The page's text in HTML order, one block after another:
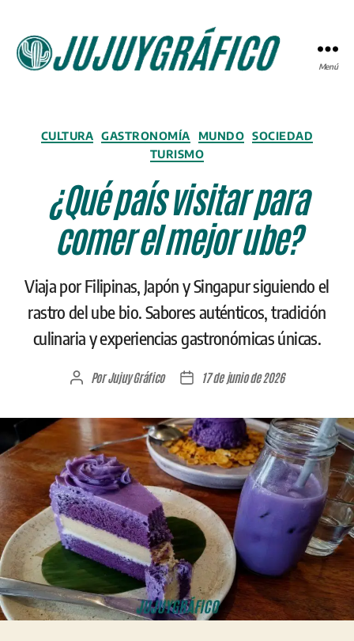
Menú
Categorías
CULTURA GASTRONOMÍA MUNDO
SOCIEDAD
TURISMO
¿Qué país visitar para
comer el mejor ube?
Viaja por Filipinas, Japón y Singapur siguiendo el
rastro del ube bio. Sabores auténticos, tradición
culinaria y experiencias gastronómicas únicas.
Autor
entrada
PorJujuy Gráfico
Fecha
entrada
17 de junio de 2026